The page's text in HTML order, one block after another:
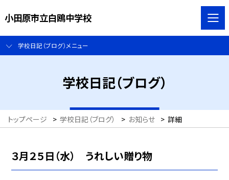
小田原市立白鴎中学校
学校日記（ブログ）メニュー
学校日記（ブログ）
トップページ > 学校日記（ブログ） > お知らせ > 詳細
３月２５日（水） うれしい贈り物